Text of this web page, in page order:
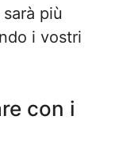
più
i vostri
con i